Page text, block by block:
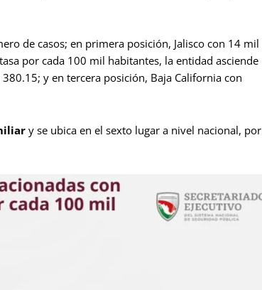
de casos; en primera posición, Jalisco con 14 mil
por cada 100 mil habitantes, la entidad asciende
y en tercera posición, Baja California con
y se ubica en el sexto lugar a nivel nacional, por